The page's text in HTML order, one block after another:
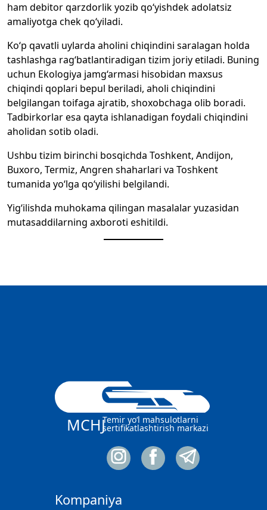
ham debitor qarzdorlik yozib qo‘yishdek adolatsiz
amaliyotga chek qo‘yiladi.
Ko‘p qavatli uylarda aholini chiqindini saralagan holda
tashlashga rag‘batlantiradigan tizim joriy etiladi. Buning
uchun Ekologiya jamg‘armasi hisobidan maxsus
chiqindi qoplari bepul beriladi, aholi chiqindini
belgilangan toifaga ajratib, shoxobchaga olib boradi.
Tadbirkorlar esa qayta ishlanadigan foydali chiqindini
aholidan sotib oladi.
Ushbu tizim birinchi bosqichda Toshkent, Andijon,
Buxoro, Termiz, Angren shaharlari va Toshkent
tumanida yo‘lga qo‘yilishi belgilandi.
Yig‘ilishda muhokama qilingan masalalar yuzasidan
mutasaddilarning axboroti eshitildi.
MCHJTemir yo‘l mahsulotlarni
sertifikatlashtirish markazi
Kompaniya